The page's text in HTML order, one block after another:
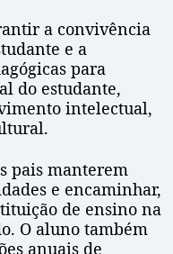
a convivência
e a
para
do estudante,
intelectual,
pais manterem
e encaminhar,
de ensino na
O aluno também
anuais de